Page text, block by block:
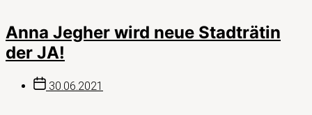
Anna Jegher wird neue Stadträtin
der JA!
Beitragsdatum
30.06.2021